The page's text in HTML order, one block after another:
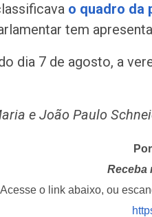
o quadro da
tem
dia 7 de agosto, a
e João Paulo
Receba
Acesse o link abaixo, ou